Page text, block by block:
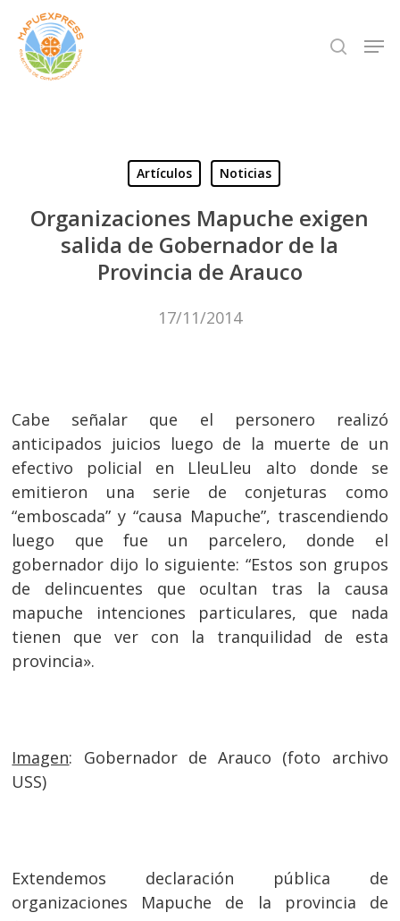
Skip
main
search
Artículos Noticias
Organizaciones Mapuche exigen
salida de Gobernador de la
Provincia de Arauco
17/11/2014
Cabe señalar que el personero realizó
anticipados juicios luego de la muerte de un
efectivo policial en LleuLleu alto donde se
emitieron una serie de conjeturas como
“emboscada” y “causa Mapuche”, trascendiendo
luego que fue un parcelero, donde el
gobernador dijo lo siguiente: “Estos son grupos
de delincuentes que ocultan tras la causa
mapuche intenciones particulares, que nada
tienen que ver con la tranquilidad de esta
provincia».
Imagen: Gobernador de Arauco (foto archivo
USS)
Extendemos declaración pública de
organizaciones Mapuche de la provincia de
Close